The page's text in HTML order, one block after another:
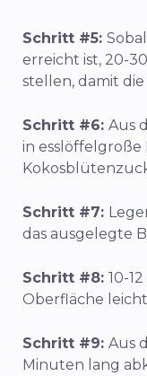
Schritt #5:
erreicht ist, 20-
stellen, damit
Schritt #6: Aus
in esslöffelgroße
Schritt #7:
das ausgelegte
Schritt #8: 10-
Oberfläche
Schritt #9: Aus
Minuten lang